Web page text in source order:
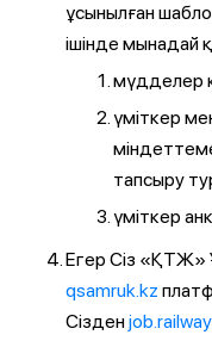
ұсынылған
ішінде мынадай
мүдделер
үміткер
тапсыру
үміткер
Егер Сіз «ҚТЖ»
qsamruk.kz
Сізден